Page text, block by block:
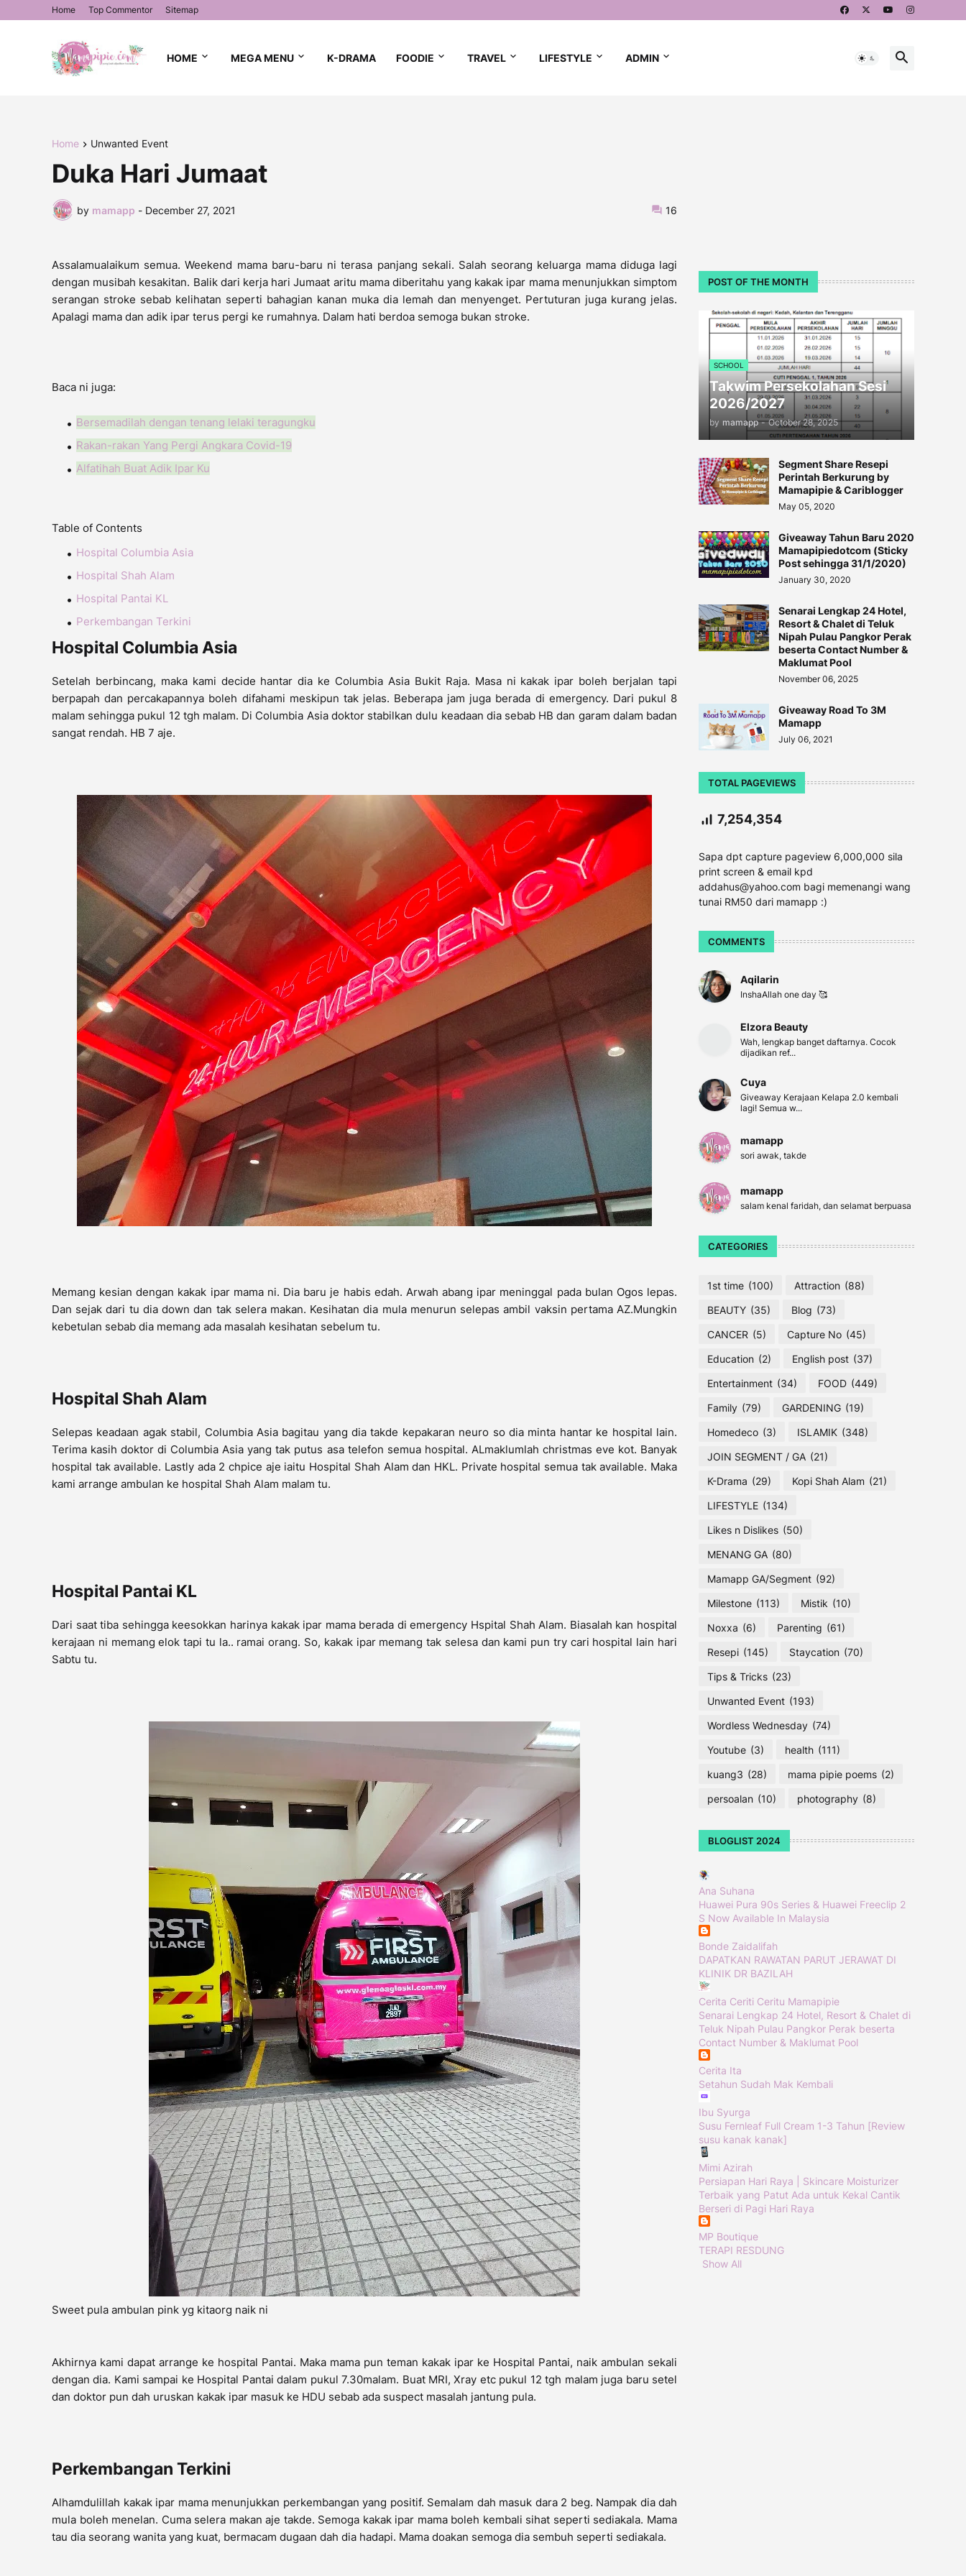
Home Top Commentor Sitemap
HOME MEGA MENU K-DRAMA FOODIE TRAVEL LIFESTYLE ADMIN
Home Unwanted Event
Duka Hari Jumaat
by mamapp - December 27, 2021 16
Assalamualaikum semua. Weekend mama baru-baru ni terasa panjang sekali. Salah seorang keluarga mama diduga lagi
dengan musibah kesakitan. Balik dari kerja hari Jumaat aritu mama diberitahu yang kakak ipar mama menunjukkan simptom
serangan stroke sebab kelihatan seperti bahagian kanan muka dia lemah dan menyenget. Pertuturan juga kurang jelas.
Apalagi mama dan adik ipar terus pergi ke rumahnya. Dalam hati berdoa semoga bukan stroke.
Baca ni juga:
Bersemadilah dengan tenang lelaki teragungku
Rakan-rakan Yang Pergi Angkara Covid-19
Alfatihah Buat Adik Ipar Ku
Table of Contents
Hospital Columbia Asia
Hospital Shah Alam
Hospital Pantai KL
Perkembangan Terkini
Hospital Columbia Asia
Setelah berbincang, maka kami decide hantar dia ke Columbia Asia Bukit Raja. Masa ni kakak ipar boleh berjalan tapi
berpapah dan percakapannya boleh difahami meskipun tak jelas. Beberapa jam juga berada di emergency. Dari pukul 8
malam sehingga pukul 12 tgh malam. Di Columbia Asia doktor stabilkan dulu keadaan dia sebab HB dan garam dalam badan
sangat rendah. HB 7 aje.
Memang kesian dengan kakak ipar mama ni. Dia baru je habis edah. Arwah abang ipar meninggal pada bulan Ogos lepas.
Dan sejak dari tu dia down dan tak selera makan. Kesihatan dia mula menurun selepas ambil vaksin pertama AZ.Mungkin
kebetulan sebab dia memang ada masalah kesihatan sebelum tu.
Hospital Shah Alam
Selepas keadaan agak stabil, Columbia Asia bagitau yang dia takde kepakaran neuro so dia minta hantar ke hospital lain.
Terima kasih doktor di Columbia Asia yang tak putus asa telefon semua hospital. ALmaklumlah christmas eve kot. Banyak
hospital tak available. Lastly ada 2 chpice aje iaitu Hospital Shah Alam dan HKL. Private hospital semua tak available. Maka
kami arrange ambulan ke hospital Shah Alam malam tu.
Hospital Pantai KL
Dari saat tiba sehingga keesokkan harinya kakak ipar mama berada di emergency Hspital Shah Alam. Biasalah kan hospital
kerajaan ni memang elok tapi tu la.. ramai orang. So, kakak ipar memang tak selesa dan kami pun try cari hospital lain hari
Sabtu tu.
Sweet pula ambulan pink yg kitaorg naik ni
Akhirnya kami dapat arrange ke hospital Pantai. Maka mama pun teman kakak ipar ke Hospital Pantai, naik ambulan sekali
dengan dia. Kami sampai ke Hospital Pantai dalam pukul 7.30malam. Buat MRI, Xray etc pukul 12 tgh malam juga baru setel
dan doktor pun dah uruskan kakak ipar masuk ke HDU sebab ada suspect masalah jantung pula.
Perkembangan Terkini
Alhamdulillah kakak ipar mama menunjukkan perkembangan yang positif. Semalam dah masuk dara 2 beg. Nampak dia dah
mula boleh menelan. Cuma selera makan aje takde. Semoga kakak ipar mama boleh kembali sihat seperti sediakala. Mama
tau dia seorang wanita yang kuat, bermacam dugaan dah dia hadapi. Mama doakan semoga dia sembuh seperti sediakala.
POST OF THE MONTH
SCHOOL
Takwim Persekolahan Sesi
2026/2027
by mamapp - October 28, 2025
Segment Share Resepi
Perintah Berkurung by
Mamapipie & Cariblogger
May 05, 2020
Giveaway Tahun Baru 2020
Mamapipiedotcom (Sticky
Post sehingga 31/1/2020)
January 30, 2020
Senarai Lengkap 24 Hotel,
Resort & Chalet di Teluk
Nipah Pulau Pangkor Perak
beserta Contact Number &
Maklumat Pool
November 06, 2025
Giveaway Road To 3M
Mamapp
July 06, 2021
TOTAL PAGEVIEWS
7,254,354
Sapa dpt capture pageview 6,000,000 sila
print screen & email kpd
addahus@yahoo.com bagi memenangi wang
tunai RM50 dari mamapp :)
COMMENTS
Aqilarin
InshaAllah one day 🥰
Elzora Beauty
Wah, lengkap banget daftarnya. Cocok
dijadikan ref...
Cuya
Giveaway Kerajaan Kelapa 2.0 kembali
lagi! Semua w...
mamapp
sori awak, takde
mamapp
salam kenal faridah, dan selamat berpuasa
CATEGORIES
1st time (100) Attraction (88)
BEAUTY (35) Blog (73)
CANCER (5) Capture No (45)
Education (2) English post (37)
Entertainment (34) FOOD (449)
Family (79) GARDENING (19)
Homedeco (3) ISLAMIK (348)
JOIN SEGMENT / GA (21)
K-Drama (29) Kopi Shah Alam (21)
LIFESTYLE (134)
Likes n Dislikes (50)
MENANG GA (80)
Mamapp GA/Segment (92)
Milestone (113) Mistik (10)
Noxxa (6) Parenting (61)
Resepi (145) Staycation (70)
Tips & Tricks (23)
Unwanted Event (193)
Wordless Wednesday (74)
Youtube (3) health (111)
kuang3 (28) mama pipie poems (2)
persoalan (10) photography (8)
BLOGLIST 2024
Ana Suhana
Huawei Pura 90s Series & Huawei Freeclip 2
S Now Available In Malaysia
Bonde Zaidalifah
DAPATKAN RAWATAN PARUT JERAWAT DI
KLINIK DR BAZILAH
Cerita Ceriti Ceritu Mamapipie
Senarai Lengkap 24 Hotel, Resort & Chalet di
Teluk Nipah Pulau Pangkor Perak beserta
Contact Number & Maklumat Pool
Cerita Ita
Setahun Sudah Mak Kembali
Ibu Syurga
Susu Fernleaf Full Cream 1-3 Tahun [Review
susu kanak kanak]
Mimi Azirah
Persiapan Hari Raya | Skincare Moisturizer
Terbaik yang Patut Ada untuk Kekal Cantik
Berseri di Pagi Hari Raya
MP Boutique
TERAPI RESDUNG
Show All